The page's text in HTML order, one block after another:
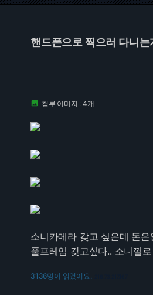
핸드폰으로 찍으러 다니
 첨부 이미지 : 4개
소니카메라 갖고 싶은데 돈
풀프레임 갖고싶다.. 소니껄
3136명이 읽었어요.